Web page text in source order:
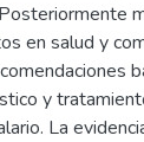
en salud y
y
La